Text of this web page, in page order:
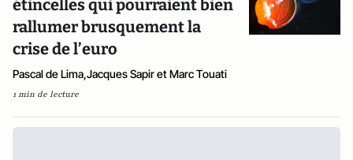
étincelles qui pourraient bien
rallumer brusquement la
crise de l’euro
Pascal de Lima,Jacques Sapir et Marc Touati
1 min de lecture